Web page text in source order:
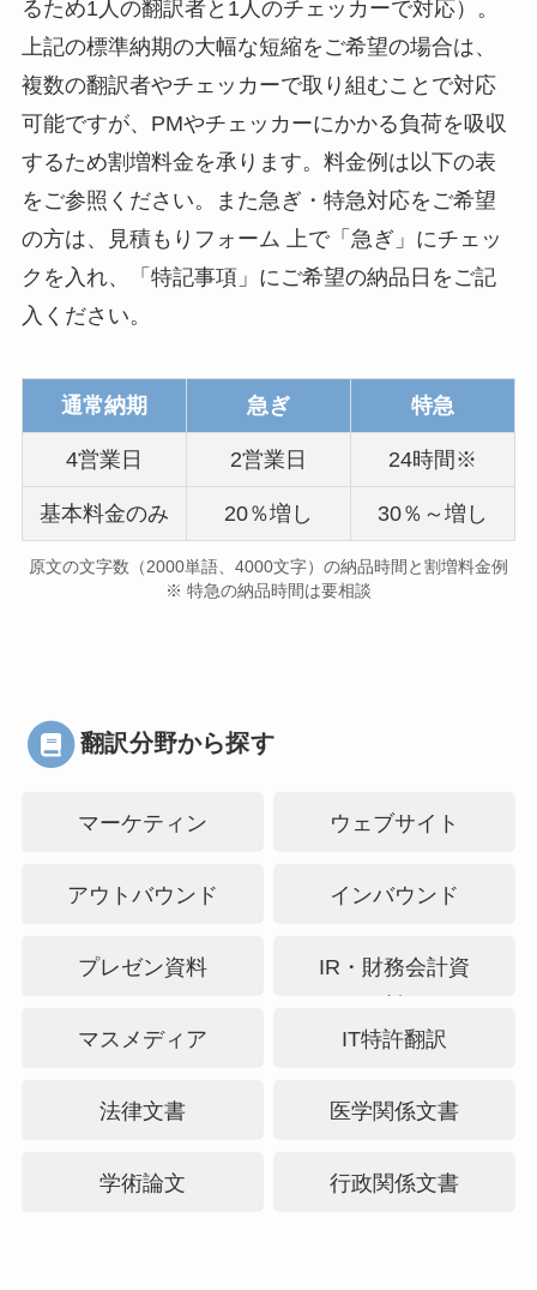
るため1人の翻訳者と1人のチェッカーで対応）。
上記の標準納期の大幅な短縮をご希望の場合は、
複数の翻訳者やチェッカーで取り組むことで対応
可能ですが、PMやチェッカーにかかる負荷を吸収
するため割増料金を承ります。料金例は以下の表
をご参照ください。また急ぎ・特急対応をご希望
の方は、見積もりフォーム 上で「急ぎ」にチェッ
クを入れ、「特記事項」にご希望の納品日をご記
入ください。
通常納期 急ぎ 特急
4営業日 2営業日 24時間※
基本料金のみ 20％増し 30％～増し
原文の文字数（2000単語、4000文字）の納品時間と割増料金例
※ 特急の納品時間は要相談
翻訳分野から探す
マーケティン
ウェブサイト
アウトバウンド インバウンド
プレゼン資料
IR・財務会計資
マスメディア
IT特許翻訳
法律文書 医学関係文書
学術論文 行政関係文書